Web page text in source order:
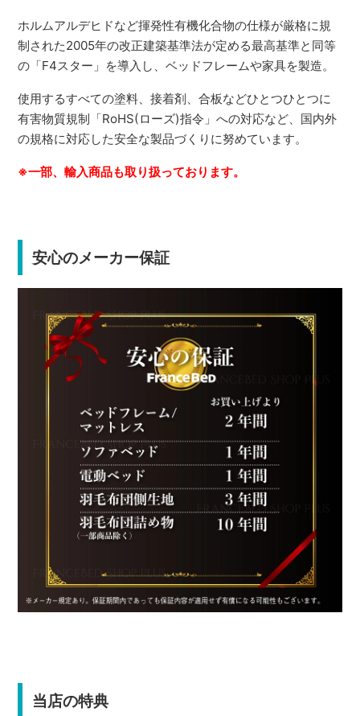
ホルムアルデヒドなど揮発性有機化合物の仕様が厳格に規
制された2005年の改正建築基準法が定める最高基準と同等
の「F4スター」を導入し、ベッドフレームや家具を製造。
使用するすべての塗料、接着剤、合板などひとつひとつに
有害物質規制「RoHS(ローズ)指令」への対応など、国内外
の規格に対応した安全な製品づくりに努めています。
※一部、輸入商品も取り扱っております。
安心のメーカー保証
当店の特典